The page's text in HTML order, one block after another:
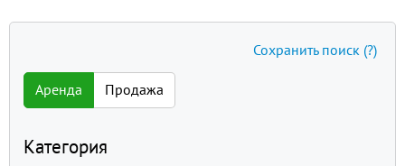
Аренда Продажа
Категория
Сохранить поиск (?)